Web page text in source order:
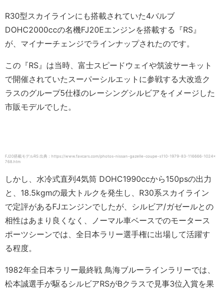
R30型スカイラインにも搭載されていた4バルブ
DOHC2000ccの名機FJ20Eエンジンを搭載する『RS』
が、マイナーチェンジでラインナップされたのです。
この『RS』は当時、富士スピードウェイや筑波サーキット
で開催されていたスーパーシルエットに参戦する大改造ク
ラスのグループ5仕様のレーシングシルビアをイメージした
市販モデルでした。
FJ20搭載モデルRS 出典：https://www.favcars.com/photos-nissan-gazelle-coupe-s110-1979-83-116666-1024×
768.htm
しかし、水冷式直列4気筒 DOHC1990ccから150psの出力
と、18.5kgmの最大トルクを発生し、R30系スカイライン
で定評があるFJエンジンでしたが、シルビア/ガゼールとの
相性はあまり良くなく、ノーマル車ベースでのモータース
ポーツシーンでは、全日本ラリー選手権に出場して活躍す
る程度。
1982年全日本ラリー最終戦 鳥海ブルーラインラリーでは、
松本誠選手が駆るシルビアRSがBクラスで見事3位入賞を果